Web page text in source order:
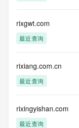
rixgwt.com
最近查询
rixiang.com.cn
最近查询
rixingyishan.com
最近查询